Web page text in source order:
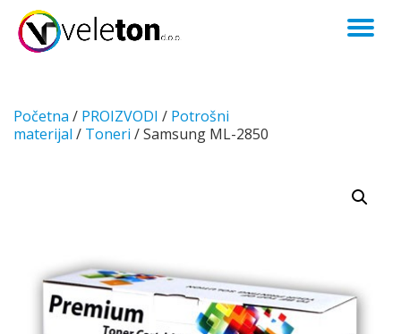
Skip
Početna / PROIZVODI / Potrošni
materijal / Toneri / Samsung ML-2850